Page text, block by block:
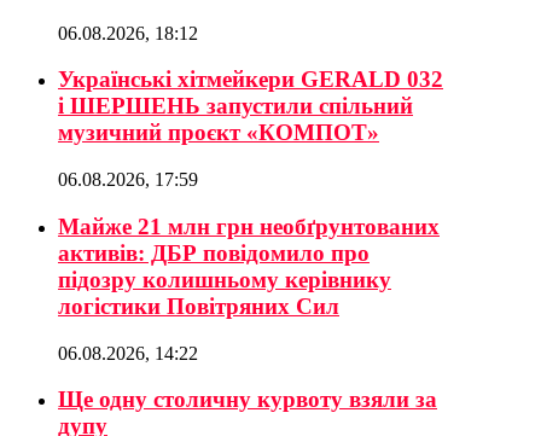
06.08.2026, 18:12
Українські хітмейкери GERALD 032
і ШЕРШЕНЬ запустили спільний
музичний проєкт «КОМПОТ»
06.08.2026, 17:59
Майже 21 млн грн необґрунтованих
активів: ДБР повідомило про
підозру колишньому керівнику
логістики Повітряних Сил
06.08.2026, 14:22
Ще одну столичну курвоту взяли за
дупу